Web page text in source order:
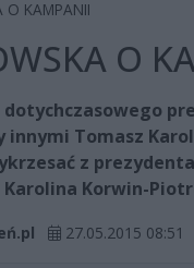
O KAMPANII
O
innymi Tomasz
z
Korwin-
27.05.2015 08:51